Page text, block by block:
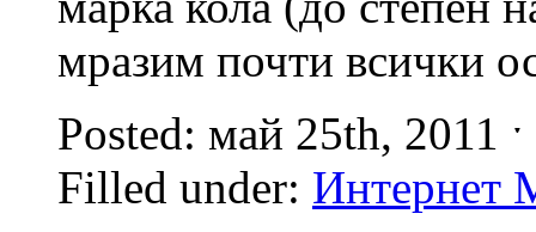
мразим почти всички
Posted: май 25th, 2011
Filled under: Интернет